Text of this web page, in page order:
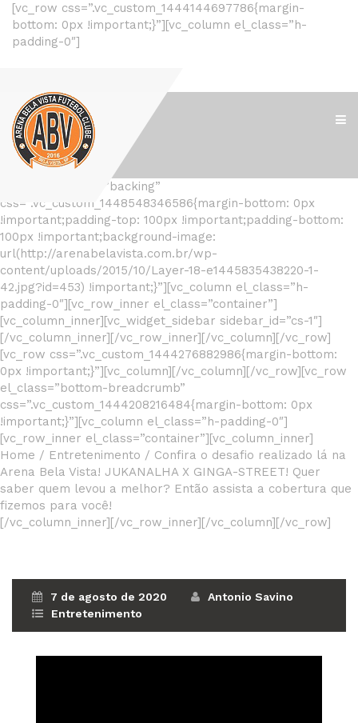
[vc_row css=”.vc_custom_1444144697786{margin-
bottom: 0px !important;}”][vc_column el_class=”h-
padding-0″]
[vc_row el_class=”backing”
css=”.vc_custom_1448548346586{margin-bottom: 0px
!important;padding-top: 100px !important;padding-bottom:
100px !important;background-image:
url(http://arenabelavista.com.br/wp-
content/uploads/2015/10/Layer-18-e1445835438220-1-
42.jpg?id=453) !important;}”][vc_column el_class=”h-
padding-0″][vc_row_inner el_class=”container”]
[vc_column_inner][vc_widget_sidebar sidebar_id=”cs-1″]
[/vc_column_inner][/vc_row_inner][/vc_column][/vc_row]
[vc_row css=”.vc_custom_1444276882986{margin-bottom:
0px !important;}”][vc_column][/vc_column][/vc_row][vc_row
el_class=”bottom-breadcrumb”
css=”.vc_custom_1444208216484{margin-bottom: 0px
!important;}”][vc_column el_class=”h-padding-0″]
[vc_row_inner el_class=”container”][vc_column_inner]
Home / Entretenimento / Confira o desafio realizado lá na
Arena Bela Vista! JUKANALHA X GINGA-STREET! Quer
saber quem levou a melhor? Então assista a cobertura que
fizemos para você!
[/vc_column_inner][/vc_row_inner][/vc_column][/vc_row]
7 de agosto de 2020
Antonio Savino
Entretenimento